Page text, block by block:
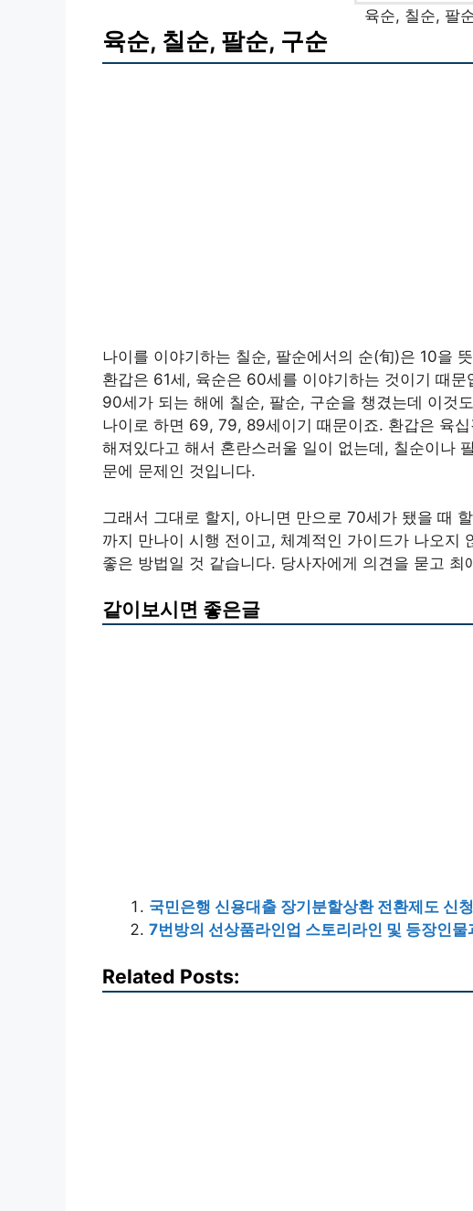
육순, 칠순, 팔
육순, 칠순, 팔순, 구순
나이를 이야기하는 칠순, 팔순에서의 순(旬)은 10을
환갑은 61세, 육순은 60세를 이야기하는 것이기 때
90세가 되는 해에 칠순, 팔순, 구순을 챙겼는데 이것
나이로 하면 69, 79, 89세이기 때문이죠. 환갑은 육
해져있다고 해서 혼란스러울 일이 없는데, 칠순이나
문에 문제인 것입니다.
그래서 그대로 할지, 아니면 만으로 70세가 됐을 때
까지 만나이 시행 전이고, 체계적인 가이드가 나오지
좋은 방법일 것 같습니다. 당사자에게 의견을 묻고
같이보시면 좋은글
국민은행 신용대출 장기분할상환 전환제도 신
7번방의 선상품라인업 스토리라인 및 등장인물
Related Posts: